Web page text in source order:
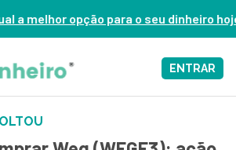
dinheiro hoje? – ASSISTA AGORA
ENTRAR